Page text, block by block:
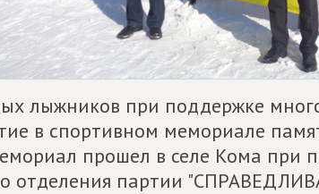
лыжников при поддержке
в спортивном мемориале
прошел в селе Кома при
отделения партии